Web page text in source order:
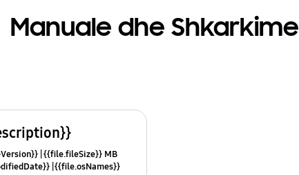
Manuale dhe Shkarkime
{{file.fileSize}} MB
{{file.osNames}}